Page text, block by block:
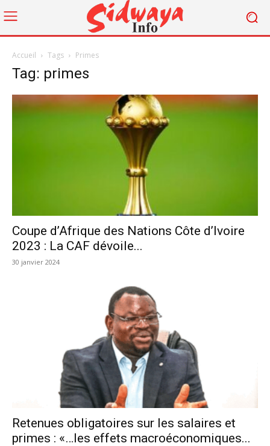
Accueil Tags Primes
Tag: primes
Coupe d’Afrique des Nations Côte d’Ivoire
2023 : La CAF dévoile...
30 janvier 2024
Retenues obligatoires sur les salaires et
primes : «…les effets macroéconomiques...